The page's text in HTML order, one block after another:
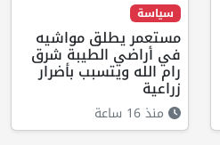
سياسة
مستعمر يطلق مواشيه
في أراضي الطيبة شرق
رام الله ويتسبب بأضرار
زراعية
منذ 16 ساعة